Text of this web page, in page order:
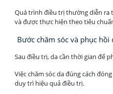
Quá trình điều trị thường diễn ra
và được thực hiện theo tiêu
Bước chăm sóc và phục hồi
Sau điều trị, da cần thời gian để
Việc chăm sóc da đúng cách
duy trì hiệu quả điều trị.